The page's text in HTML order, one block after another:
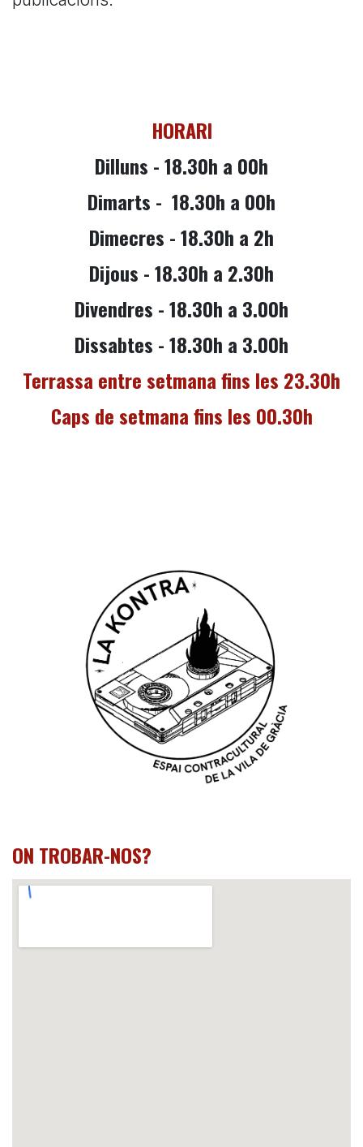
HORARI
Dilluns - 18.30h a 00h
Dimarts - 18.30h a 00h
Dimecres -18.30h a 2h
Dijous -18.30h a 2.30h
Divendres - 18.30h a 3.00h
Dissabtes - 18.30h a 3.00h
Terrassa entre setmana fins les 23.30h
Caps de setmana fins les 00.30h
ON TROBAR-NOS?